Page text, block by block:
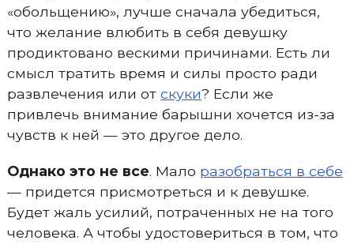
«обольщению», лучше сначала убедиться,
что желание влюбить в себя девушку
продиктовано вескими причинами. Есть ли
смысл тратить время и силы просто ради
развлечения или от скуки? Если же
привлечь внимание барышни хочется из-за
чувств к ней — это другое дело.
Однако это не все. Мало разобраться в себе
— придется присмотреться и к девушке.
Будет жаль усилий, потраченных не на того
человека. А чтобы удостовериться в том, что